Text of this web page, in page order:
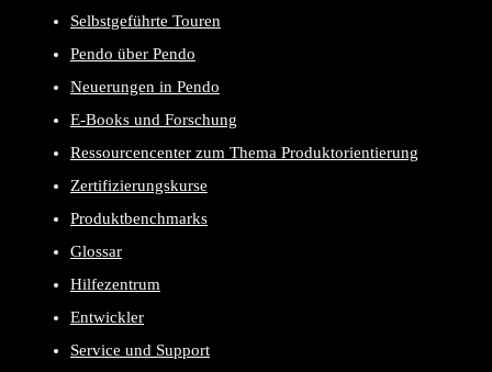
Selbstgeführte Touren
Pendo über Pendo
Neuerungen in Pendo
E-Books und Forschung
Ressourcencenter zum Thema Produktorientierung
Zertifizierungskurse
Produktbenchmarks
Glossar
Hilfezentrum
Entwickler
Service und Support